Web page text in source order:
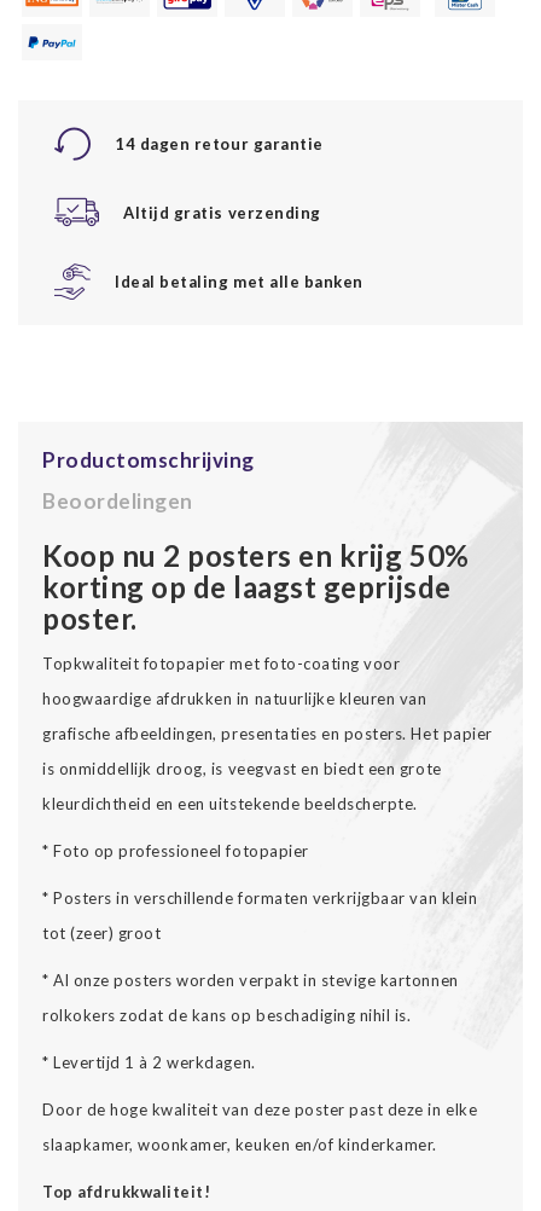
14 dagen retour garantie
Altijd gratis verzending
Ideal betaling met alle banken
Productomschrijving
Beoordelingen
Koop nu 2 posters en krijg 50%
korting op de laagst geprijsde
poster.
Topkwaliteit fotopapier met foto-coating voor
hoogwaardige afdrukken in natuurlijke kleuren van
grafische afbeeldingen, presentaties en posters. Het papier
is onmiddellijk droog, is veegvast en biedt een grote
kleurdichtheid en een uitstekende beeldscherpte.
* Foto op professioneel fotopapier
* Posters in verschillende formaten verkrijgbaar van klein
tot (zeer) groot
* Al onze posters worden verpakt in stevige kartonnen
rolkokers zodat de kans op beschadiging nihil is.
* Levertijd 1 à 2 werkdagen.
Door de hoge kwaliteit van deze poster past deze in elke
slaapkamer, woonkamer, keuken en/of kinderkamer.
Top afdrukkwaliteit!